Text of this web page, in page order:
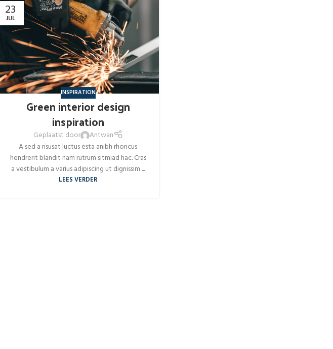
23
JUL
INSPIRATION
Green interior design
inspiration
Geplaatst door
Antwan
A sed a risusat luctus esta anibh rhoncus
hendrerit blandit nam rutrum sitmiad hac. Cras
a vestibulum a varius adipiscing ut dignissim ...
LEES VERDER